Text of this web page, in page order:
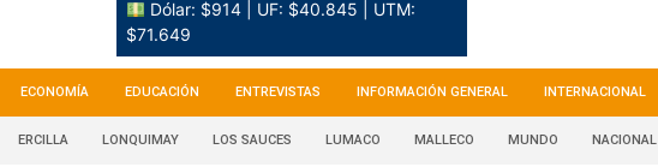
Dólar: $914 | UF: $40.845 | UTM:
$71.649
ECONOMÍA EDUCACIÓN ENTREVISTAS INFORMACIÓN GENERAL INTERNACIONAL
ERCILLA LONQUIMAY LOS SAUCES LUMACO MALLECO MUNDO NACIONAL